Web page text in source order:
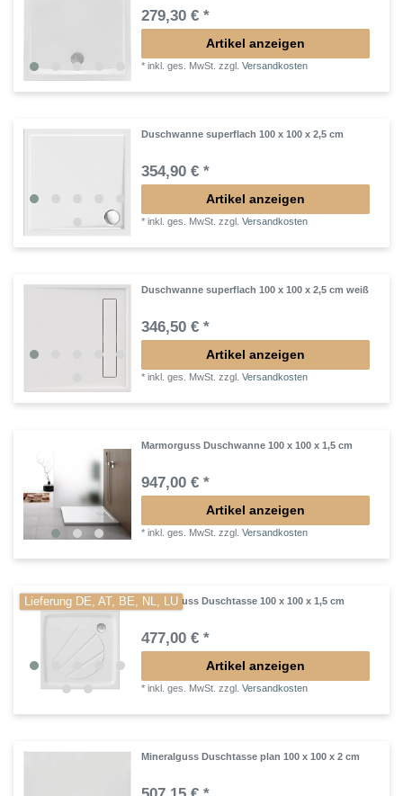
279,30 € *
Artikel anzeigen
*inkl. ges. MwSt. zzgl.Versandkosten
Duschwanne superflach 100 x 100 x 2,5 cm
354,90 € *
Artikel anzeigen
*inkl. ges. MwSt. zzgl.Versandkosten
Duschwanne superflach 100 x 100 x 2,5 cm weiß
346,50 € *
Artikel anzeigen
*inkl. ges. MwSt. zzgl.Versandkosten
Marmorguss Duschwanne 100 x 100 x 1,5 cm
947,00 € *
Artikel anzeigen
*inkl. ges. MwSt. zzgl.Versandkosten
Lieferung DE, AT, BE, NL, LUMineralguss Duschtasse 100 x 100 x 1,5 cm
477,00 € *
Artikel anzeigen
*inkl. ges. MwSt. zzgl.Versandkosten
Mineralguss Duschtasse plan 100 x 100 x 2 cm